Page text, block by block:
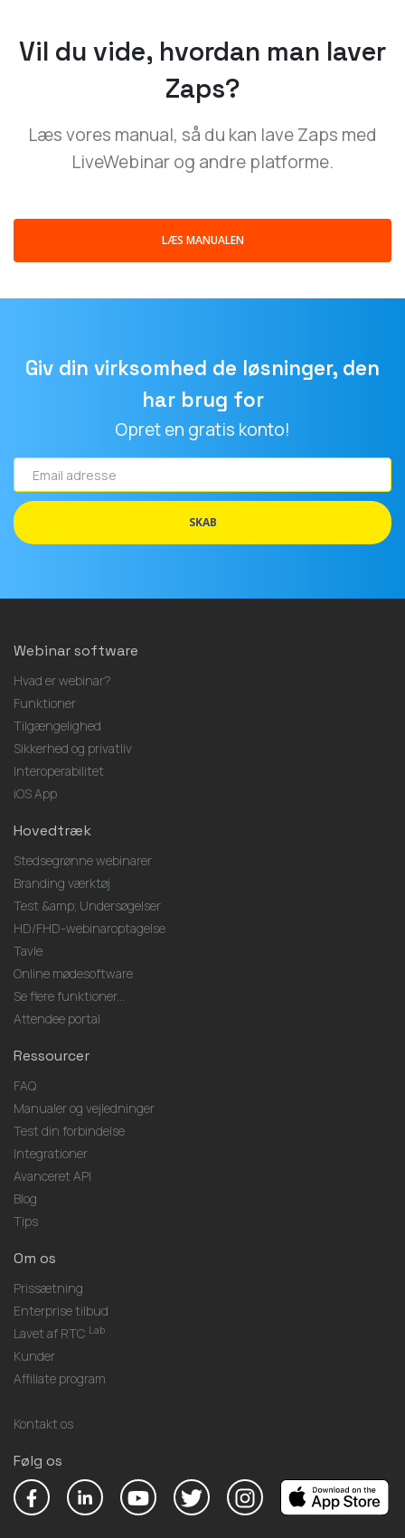
Vil du vide, hvordan man laver
Zaps?
Læs vores manual, så du kan lave Zaps med
LiveWebinar og andre platforme.
LÆS MANUALEN
Giv din virksomhed de løsninger, den
har brug for
Opret en gratis konto!
Email
adresse
SKAB
Webinar software
Hvad er webinar?
Funktioner
Tilgængelighed
Sikkerhed og privatliv
Interoperabilitet
iOS App
Hovedtræk
Stedsegrønne webinarer
Branding værktøj
Test &amp; Undersøgelser
HD/FHD-webinaroptagelse
Tavle
Online mødesoftware
Se flere funktioner...
Attendee portal
Ressourcer
FAQ
Manualer og vejledninger
Test din forbindelse
Integrationer
Avanceret API
Blog
Tips
Om os
Prissætning
Enterprise tilbud
Lavet af RTC Lab
Kunder
Affiliate program
Kontakt os
Følg os